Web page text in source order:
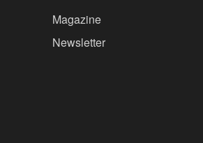
Magazine
Newsletter